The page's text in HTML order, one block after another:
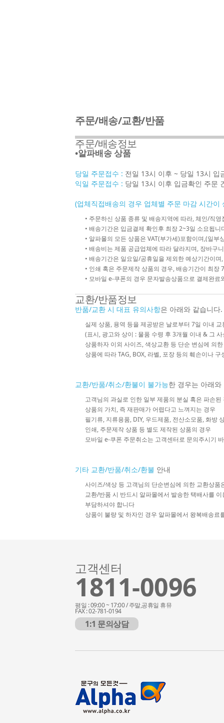
주문/배송/교환/반품
주문/배송정보
•알파배송 상품
당일 주문접수 : 전일 13시 이후 ~ 당일 13시 입
익일 주문접수 : 당일 13시 이후 입금확인 주문
(업체직접배송의 경우 업체별 주문 마감 시간이
• 주문하신 상품 종류 및 배송지역에 따라, 체인/직
• 배송기간은 입금결제 확인후 최장 2~3일 소요됩
• 알파몰의 모든 상품은 VAT(부가세)포함이며,(일
• 배송비는 제품 공급업체에 따라 달라지며, 장바구
• 배송기간은 일요일/공휴일을 제외한 예상기간이
• 인쇄 혹은 주문제작 상품의 경우, 배송기간이 최장
• 모바일 e-쿠폰의 경우 문자발송상품으로 결제완
교환/반품정보
반품/교환 시 대표 유의사항은 아래와 같습니다.
실제 상품, 용역 등을 제공받은 날로부터 7일 이내
(표시, 광고와 상이 : 물품 수령 후 3개월 이내 & 그
상품하자 이외 사이즈, 색상교환 등 단순 변심에 의
상품에 따라 TAG, BOX, 라벨, 포장 등의 훼손이나
교환/반품/취소/환불이 불가능한 경우는 아래와
고객님의 과실로 인한 일부 제품의 분실 혹은 파손된
상품의 가치, 즉 재판매가 어렵다고 느껴지는 경우
필기류, 지류용품, DIY, 우드제품, 전산소모품, 화방
인쇄, 주문제작 상품 등 별도 제작된 상품의 경우
모바일 e-쿠폰 주문취소는 고객센터로 문의주시기
기타 교환/반품/취소/환불 안내
사이즈/색상 등 고객님의 단순변심에 의한 교환상
교환/반품 시 반드시 알파몰에서 발송한 택배사를
부담하셔야 합니다
상품이 불량 및 하자인 경우 알파몰에서 왕복배송료
고객센터
1811-0096
평일 : 09:00 ~ 17:00 / 주말,공휴일 휴뮤
FAX : 02-781-0194
1:1 문의상담